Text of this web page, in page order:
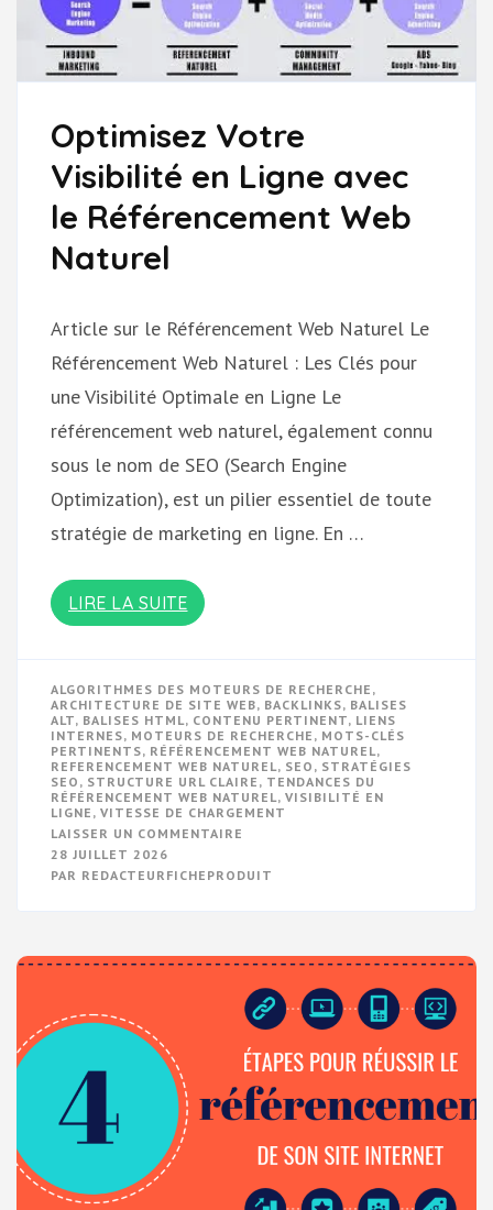
Optimisez Votre
Visibilité en Ligne avec
le Référencement Web
Naturel
Article sur le Référencement Web Naturel Le
Référencement Web Naturel : Les Clés pour
une Visibilité Optimale en Ligne Le
référencement web naturel, également connu
sous le nom de SEO (Search Engine
Optimization), est un pilier essentiel de toute
stratégie de marketing en ligne. En …
LIRE LA SUITE
ALGORITHMES DES MOTEURS DE RECHERCHE ,
ARCHITECTURE DE SITE WEB, BACKLINKS, BALISES
ALT, BALISES HTML, CONTENU PERTINENT, LIENS
INTERNES, MOTEURS DE RECHERCHE , MOTS-CLÉS
PERTINENTS, RÉFÉRENCEMENT WEB NATUREL,
REFERENCEMENT WEB NATUREL, SEO , STRATÉGIES
SEO , STRUCTURE URL CLAIRE , TENDANCES DU
RÉFÉRENCEMENT WEB NATUREL, VISIBILITÉ EN
LIGNE , VITESSE DE CHARGEMENT
LAISSER UN COMMENTAIRE
VISIBILITÉ
RÉFÉRENCEMENT
WEB
NATUREL
28 JUILLET 2026
PAR REDACTEURFICHEPRODUIT